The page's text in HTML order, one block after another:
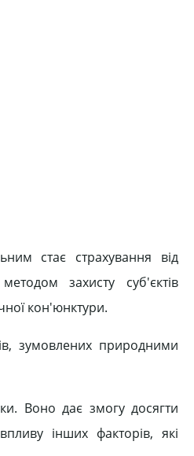
стає страхування від
захисту суб'єктів
кон'юнктури.
зумовлених природними
Воно дає змогу досягти
інших факторів, які